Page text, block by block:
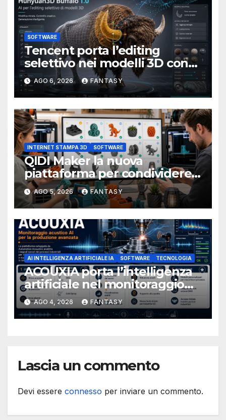
SOFTWARE
Tencent porta l’editing
selettivo nei modelli 3D con
Hunyuan3D-Buffalo 1.0
AGO 6, 2026 FANTASY
INTERNET STAMPA 3D SOFTWARE
QIDI Maker la nuova
piattaforma per condividere
modelli da stampare in 3D
AGO 5, 2026 FANTASY
AI INTELLIGENZA ARTIFICIALE IA SOFTWARE TECNOLOGIA
ACOUXIA porta l’intelligenza
artificiale nel monitoraggio
acustico della produzione
avanzata
AGO 4, 2026 FANTASY
Lascia un commento
Devi essere connesso per inviare un commento.